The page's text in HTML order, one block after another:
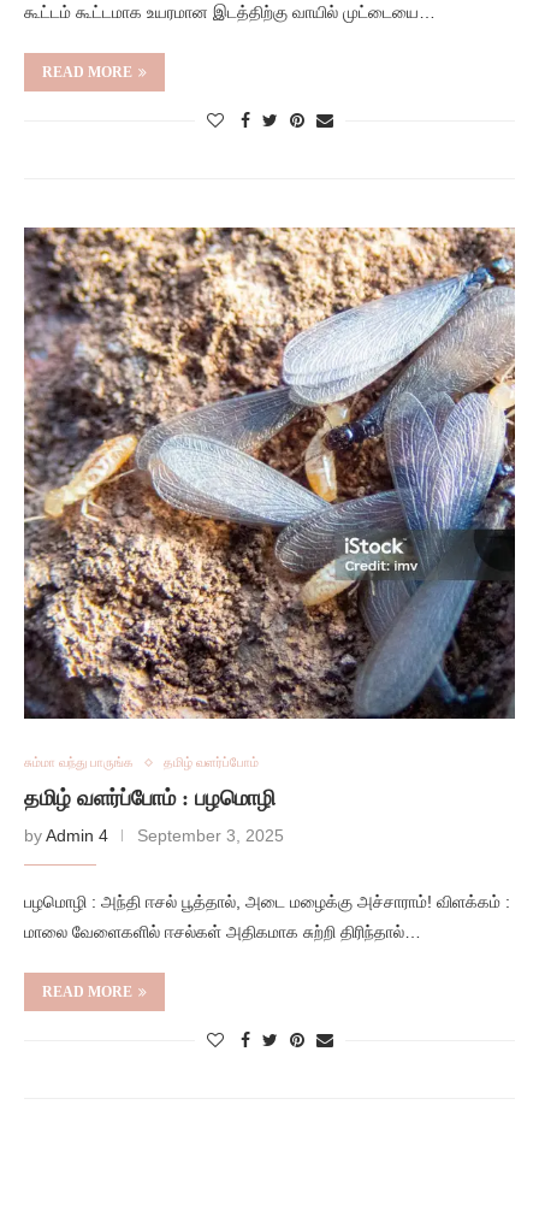
கூட்டம் கூட்டமாக உயரமான இடத்திற்கு வாயில் முட்டையை…
READ MORE
சும்மா வந்து பாருங்க தமிழ் வளர்ப்போம்
தமிழ் வளர்ப்போம் : பழமொழி
byAdmin 4 September 3, 2025
பழமொழி : அந்தி ஈசல் பூத்தால், அடை மழைக்கு அச்சாராம்! விளக்கம் :
மாலை வேளைகளில் ஈசல்கள் அதிகமாக சுற்றி திரிந்தால்…
READ MORE